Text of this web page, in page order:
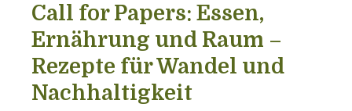
Call for Papers: Essen,
Ernährung und Raum –
Rezepte für Wandel und
Nachhaltigkeit